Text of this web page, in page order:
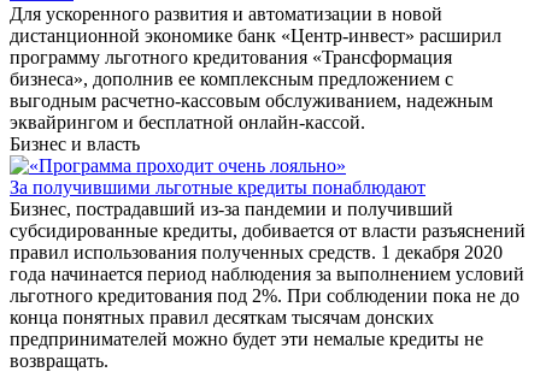
Для ускоренного развития и автоматизации в новой
дистанционной экономике банк «Центр-инвест» расширил
программу льготного кредитования «Трансформация
бизнеса», дополнив ее комплексным предложением с
выгодным расчетно-кассовым обслуживанием, надежным
эквайрингом и бесплатной онлайн-кассой.
Бизнес и власть
За получившими льготные кредиты понаблюдают
Бизнес, пострадавший из-за пандемии и получивший
субсидированные кредиты, добивается от власти разъяснений
правил использования полученных средств. 1 декабря 2020
года начинается период наблюдения за выполнением условий
льготного кредитования под 2%. При соблюдении пока не до
конца понятных правил десяткам тысячам донских
предпринимателей можно будет эти немалые кредиты не
возвращать.